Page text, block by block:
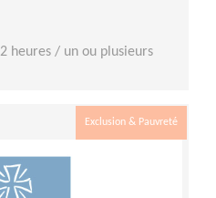
2 heures / un ou plusieurs
Exclusion & Pauvreté